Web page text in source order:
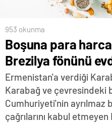
953 okunma
Boşuna para
Brezilya fönünü
Ermenistan'a verdiği
Karabağ ve çevresindeki
Cumhuriyeti'nin ayrılmaz
çağrılarını kabul